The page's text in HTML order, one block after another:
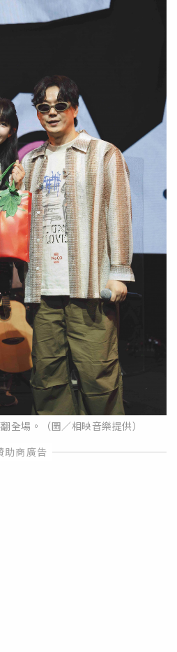
全場。（圖／相映音樂提供）